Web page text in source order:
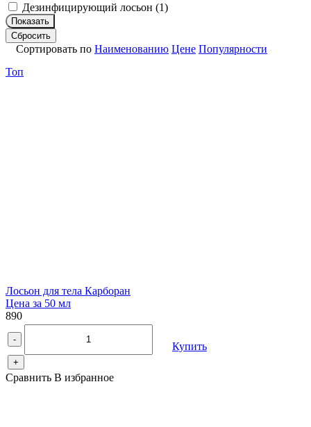
Дезинфицирующий лосьон (1)
Показать
Сбросить
Сортировать по Наименованию Цене Популярности
Топ
Лосьон для тела Карборан
Цена за 50 мл
890
-
+
Купить
Сравнить В избранное